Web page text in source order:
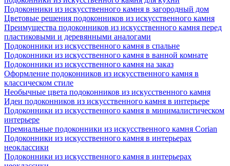
Подоконники из искусственного камня в загородный дом
Цветовые решения подоконников из искусственного камня
Преимущества подоконников из искусственного камня перед
пластиковыми и деревянными аналогами
Подоконники из искусственного камня в спальне
Подоконники из искусственного камня в ванной комнате
Подоконники из искусственного камня на заказ
Оформление подоконников из искусственного камня в
классическом стиле
Необычные цвета подоконников из искусственного камня
Идеи подоконников из искусственного камня в интерьере
Подоконники из искусственного камня в минималистическом
интерьере
Премиальные подоконники из искусственного камня Corian
Подоконники из искусственного камня в интерьерах
неоклассики
Подоконники из искусственного камня в интерьерах